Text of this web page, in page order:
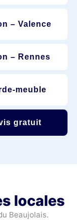
– Valence
– Rennes
meuble
gratuit
locales
Beaujolais.